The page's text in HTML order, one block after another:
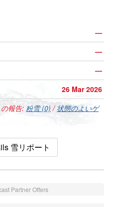
—
—
—
26 Mar 2026
報告: 粉雪 (0) /状態のよいゲ
雪リポート
Partner Offers